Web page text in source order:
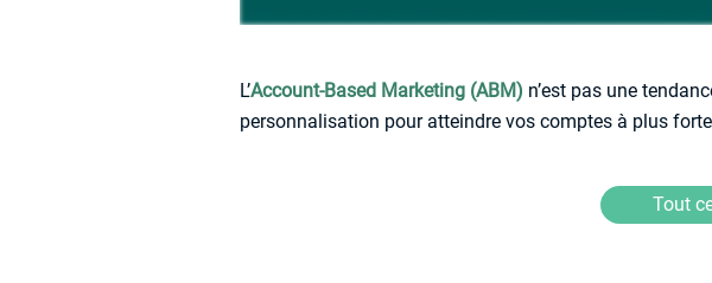
L’Account-Based Marketing (ABM) n’est pas une
personnalisation pour atteindre vos comptes à plus
Tout